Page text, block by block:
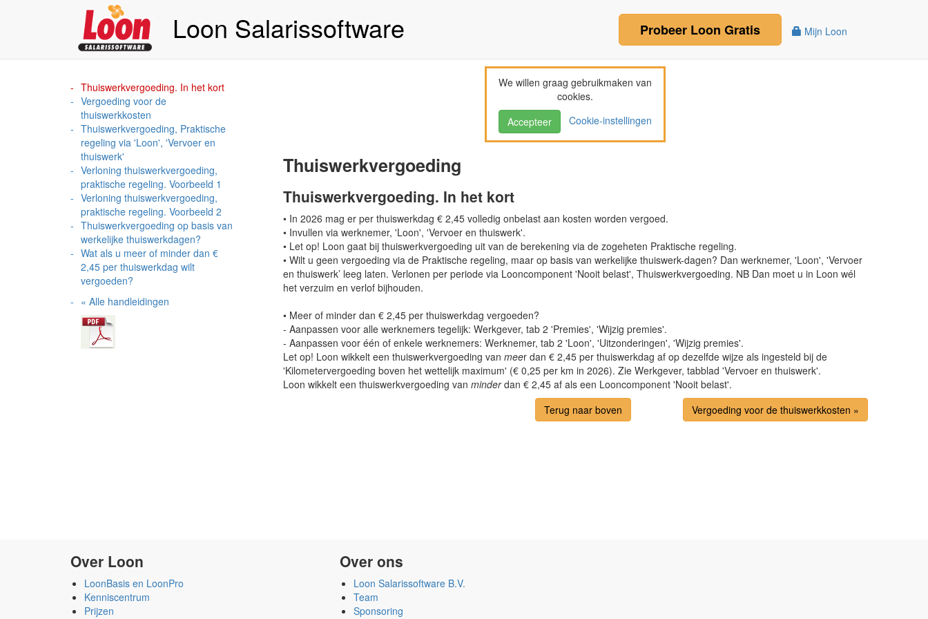
Loon Salarissoftware Mijn Loon
Probeer Loon Gratis
Thuiswerkvergoeding. In het kort
Vergoeding voor de
thuiswerkkosten
Thuiswerkvergoeding, Praktische
regeling via 'Loon', 'Vervoer en
thuiswerk'
Verloning thuiswerkvergoeding,
praktische regeling. Voorbeeld 1
Verloning thuiswerkvergoeding,
praktische regeling. Voorbeeld 2
Thuiswerkvergoeding op basis van
werkelijke thuiswerkdagen?
Wat als u meer of minder dan €
2,45 per thuiswerkdag wilt
vergoeden?
« Alle handleidingen
We willen graag gebruikmaken van
cookies.
Accepteer
Cookie-instellingen
Thuiswerkvergoeding
Thuiswerkvergoeding. In het kort
• In 2026 mag er per thuiswerkdag € 2,45 volledig onbelast aan kosten worden vergoed.
• Invullen via werknemer, 'Loon', 'Vervoer en thuiswerk'.
• Let op! Loon gaat bij thuiswerkvergoeding uit van de berekening via de zogeheten Praktische regeling.
• Wilt u geen vergoeding via de Praktische regeling, maar op basis van werkelijke thuiswerk-dagen? Dan werknemer, 'Loon', 'Vervoer
en thuiswerk’ leeg laten. Verlonen per periode via Looncomponent 'Nooit belast', Thuiswerkvergoeding. NB Dan moet u in Loon wél
het verzuim en verlof bijhouden.
• Meer of minder dan € 2,45 per thuiswerkdag vergoeden?
- Aanpassen voor alle werknemers tegelijk: Werkgever, tab 2 'Premies', 'Wijzig premies'.
- Aanpassen voor één of enkele werknemers: Werknemer, tab 2 'Loon', 'Uitzonderingen', 'Wijzig premies'.
Let op! Loon wikkelt een thuiswerkvergoeding van meer dan € 2,45 per thuiswerkdag af op dezelfde wijze als ingesteld bij de
'Kilometervergoeding boven het wettelijk maximum' (€ 0,25 per km in 2026). Zie Werkgever, tabblad 'Vervoer en thuiswerk'.
Loon wikkelt een thuiswerkvergoeding van minderdan € 2,45 af als een Looncomponent 'Nooit belast'.
Terug naar boven
Vergoeding voor de thuiswerkkosten »
Over Loon
LoonBasis en LoonPro
Kenniscentrum
Prijzen
Over ons
Loon Salarissoftware B.V.
Team
Sponsoring